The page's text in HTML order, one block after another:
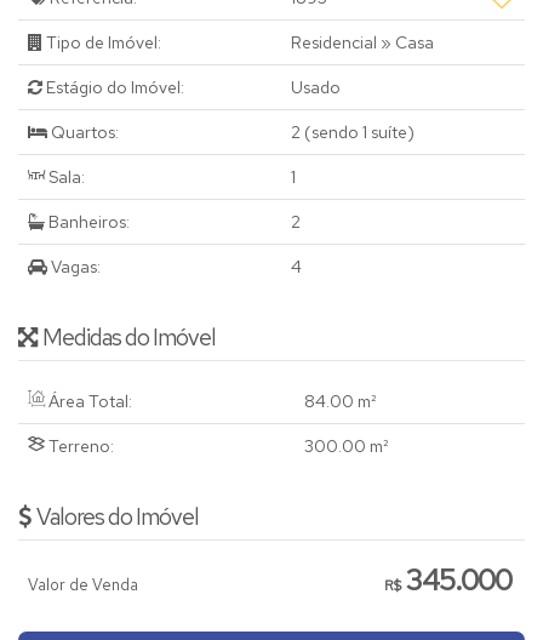
Tipo de Imóvel: Residencial » Casa
Estágio do Imóvel: Usado
Quartos: 2 (sendo 1 suíte)
Sala: 1
Banheiros: 2
Vagas: 4
Medidas do Imóvel
Área Total: 84.00 m²
Terreno: 300.00 m²
Valores do Imóvel
R$345.000
Valor de Venda